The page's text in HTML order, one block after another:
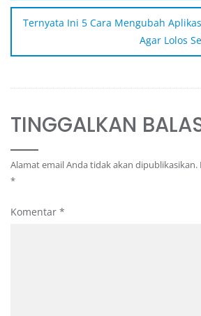
Ternyata Ini 5 Cara Mengubah
Agar Lolos
TINGGALKAN
Alamat email Anda tidak akan dipublikasikan.
*
Komentar *